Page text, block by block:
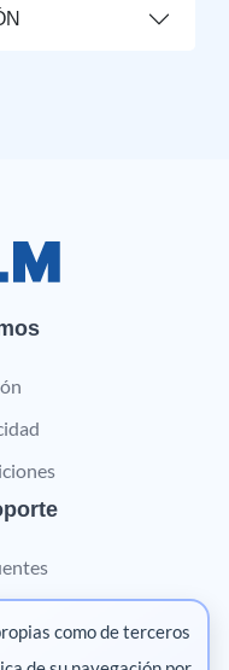
como de terceros